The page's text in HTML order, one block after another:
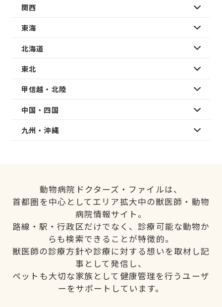
関西
東海
北海道
東北
甲信越・北陸
中国・四国
九州・沖縄
動物病院ドクターズ・ファイルは、
首都圏を中心としてエリア拡大中の獣医師・動物
病院情報サイト。
路線・駅・行政区だけでなく、診療可能な動物か
らも検索できることが特徴的。
獣医師の診療方針や診療に対する想いを取材し記
事として発信し、
ペットも大切な家族として健康管理を行うユーザ
ーをサポートしています。